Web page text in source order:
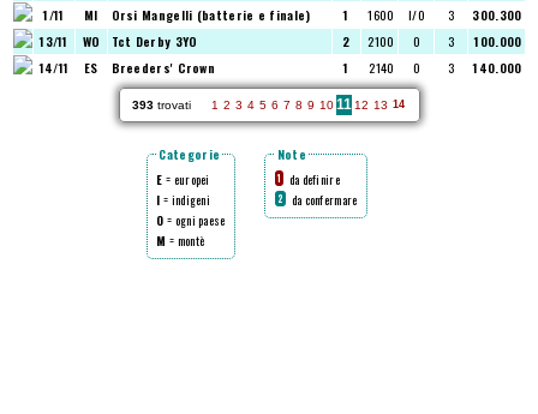
1/11
MI Orsi Mangelli (batterie e finale) 1 1600 I/O 3
300.300
13/11
WO Tct Derby 3YO 2 2100 O 3
100.000
14/11
ES Breeders' Crown 1 2140 O 3 140.000
393trovati 1 2 3 4 5 6 7 8 9 10 11 12 13 14
Categorie
E = europei
I = indigeni
O = ogni paese
M = montè
Note
1 da definire
2 da confermare